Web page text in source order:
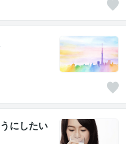
にしたい